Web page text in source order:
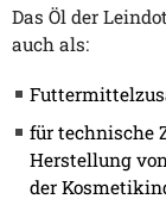
Das Öl der
auch als:
für technische
Herstellung
der